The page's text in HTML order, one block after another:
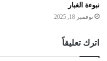
نبوءة الغبار
نوفمبر 18, 2025
اترك تعليقاً